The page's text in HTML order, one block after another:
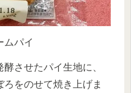
ムパイ
させたパイ生地に、
ろをのせて焼き上げま